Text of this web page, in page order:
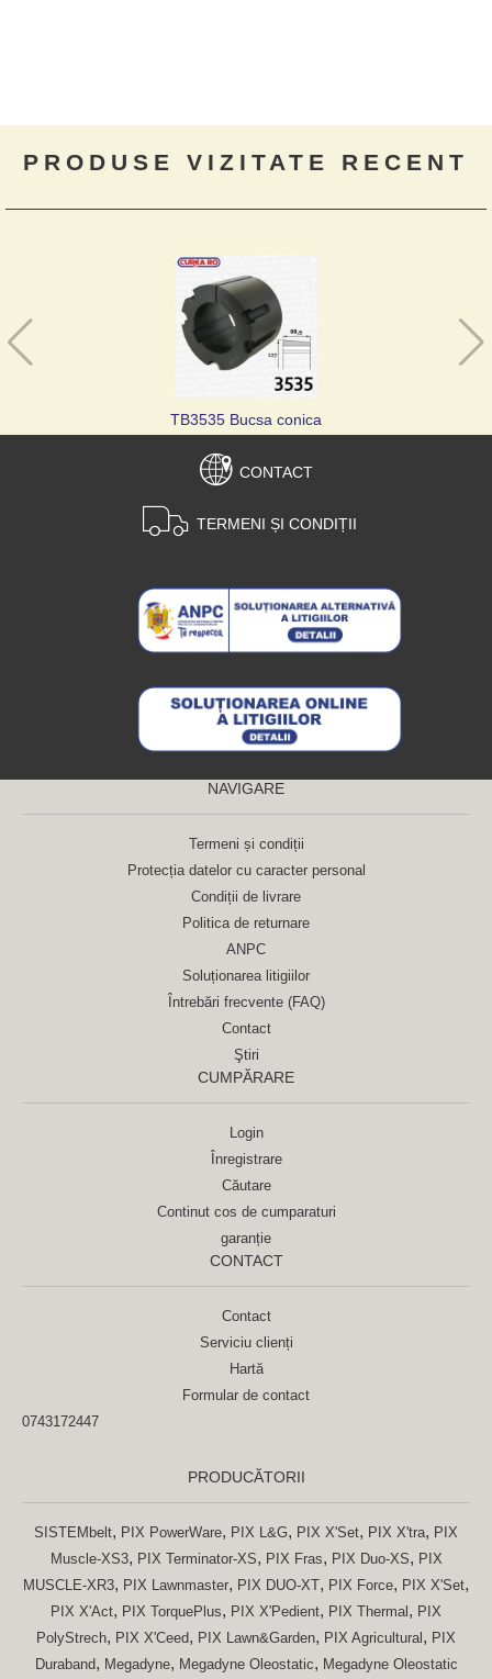
PRODUSE VIZITATE RECENT
TB3535 Bucsa conica
CONTACT
TERMENI ȘI CONDIȚII
NAVIGARE
Termeni și condiții
Protecția datelor cu caracter personal
Condiții de livrare
Politica de returnare
ANPC
Soluționarea litigiilor
Întrebări frecvente (FAQ)
Contact
Ştiri
CUMPĂRARE
Login
Înregistrare
Căutare
Continut cos de cumparaturi
garanție
CONTACT
Contact
Serviciu clienți
Hartă
Formular de contact
0743172447
PRODUCĂTORII
SISTEMbelt, PIX PowerWare, PIX L&G, PIX X'Set, PIX X'tra, PIX
Muscle-XS3, PIX Terminator-XS, PIX Fras, PIX Duo-XS, PIX
MUSCLE-XR3, PIX Lawnmaster, PIX DUO-XT, PIX Force, PIX X'Set,
PIX X'Act, PIX TorquePlus, PIX X'Pedient, PIX Thermal , PIX
PolyStrech, PIX X'Ceed, PIX Lawn&Garden, PIX Agricultural , PIX
Duraband, Megadyne, Megadyne Oleostatic, Megadyne Oleostatic